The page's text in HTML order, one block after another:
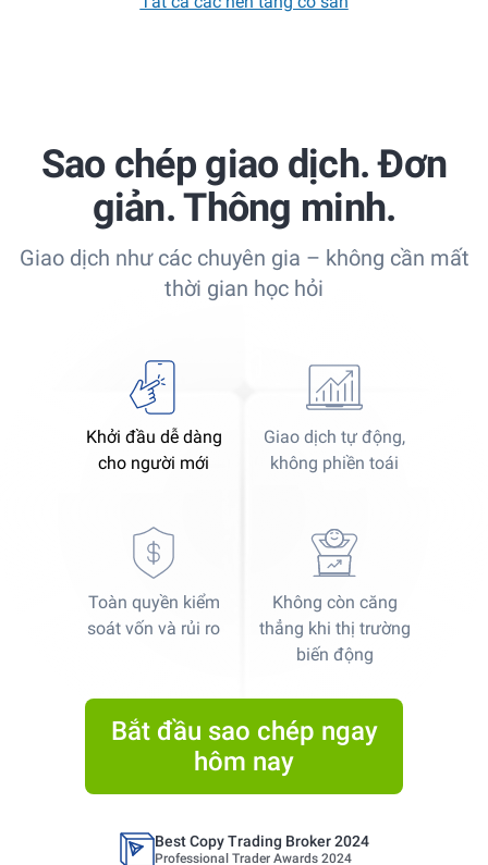
Sao chép giao dịch. Đơn
giản. Thông minh.
Giao dịch như các chuyên gia – không cần mất
thời gian học hỏi
Khởi đầu dễ dàng
cho người mới
Giao dịch tự động,
không phiền toái
Toàn quyền kiểm
soát vốn và rủi ro
Không còn căng
thẳng khi thị trường
biến động
Bắt đầu sao chép ngay
hôm nay
Best Copy Trading Platform
Global Brands Magazine Awards 2023
Best Copy Trading Broker 2024
Best Copy Trading Platform
Global Brands Magazine Awards 2023